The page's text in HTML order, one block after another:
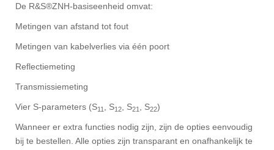
De R&S®ZNH-basiseenheid omvat:
Metingen van afstand tot fout
Metingen van kabelverlies via één poort
Reflectiemeting
Transmissiemeting
Vier S-parameters (S11 , S12 , S21 , S22)
Wanneer er extra functies nodig zijn, zijn de opties eenvoudig
bij te bestellen. Alle opties zijn transparant en onafhankelijk te